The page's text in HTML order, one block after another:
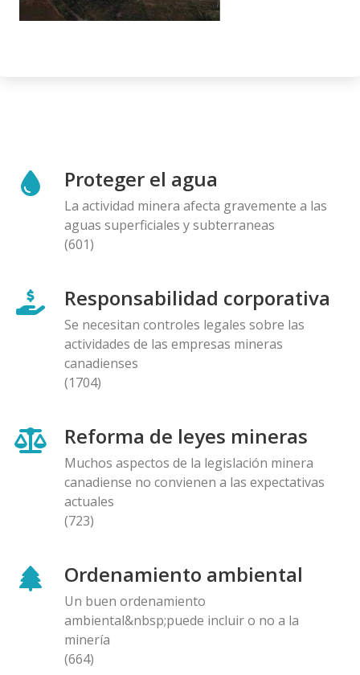
Proteger el agua
La actividad minera afecta gravemente a las
aguas superficiales y subterraneas
(601)
Responsabilidad corporativa
Se necesitan controles legales sobre las
actividades de las empresas mineras
canadienses
(1704)
Reforma de leyes mineras
Muchos aspectos de la legislación minera
canadiense no convienen a las expectativas
actuales
(723)
Ordenamiento ambiental
Un buen ordenamiento
ambiental&nbsp;puede incluir o no a la
minería
(664)